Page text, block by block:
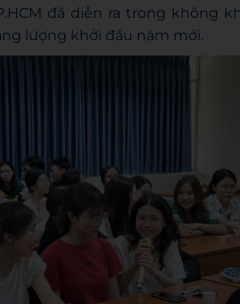
đã diễn ra trong không
lượng khởi đầu năm mới.